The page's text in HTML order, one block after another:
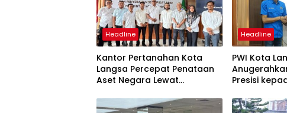
Headline
Kantor Pertanahan Kota
Langsa Percepat Penataan
Aset Negara Lewat
Headline
PWI Kota
Presisi